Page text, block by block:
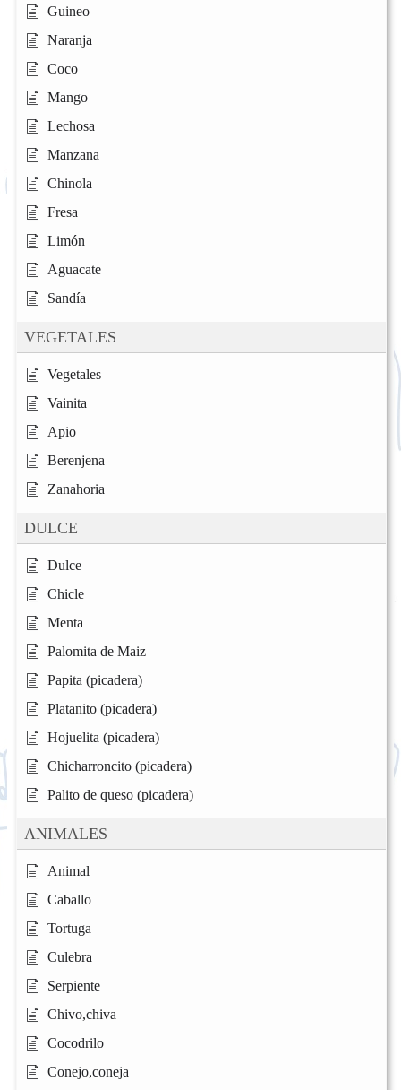
Guineo
Naranja
Coco
Mango
Lechosa
Manzana
Chinola
Fresa
Limón
Aguacate
Sandía
VEGETALES
Vegetales
Vainita
Apio
Berenjena
Zanahoria
DULCE
Dulce
Chicle
Menta
Palomita de Maiz
Papita (picadera)
Platanito (picadera)
Hojuelita (picadera)
Chicharroncito (picadera)
Palito de queso (picadera)
ANIMALES
Animal
Caballo
Tortuga
Culebra
Serpiente
Chivo,chiva
Cocodrilo
Conejo,coneja